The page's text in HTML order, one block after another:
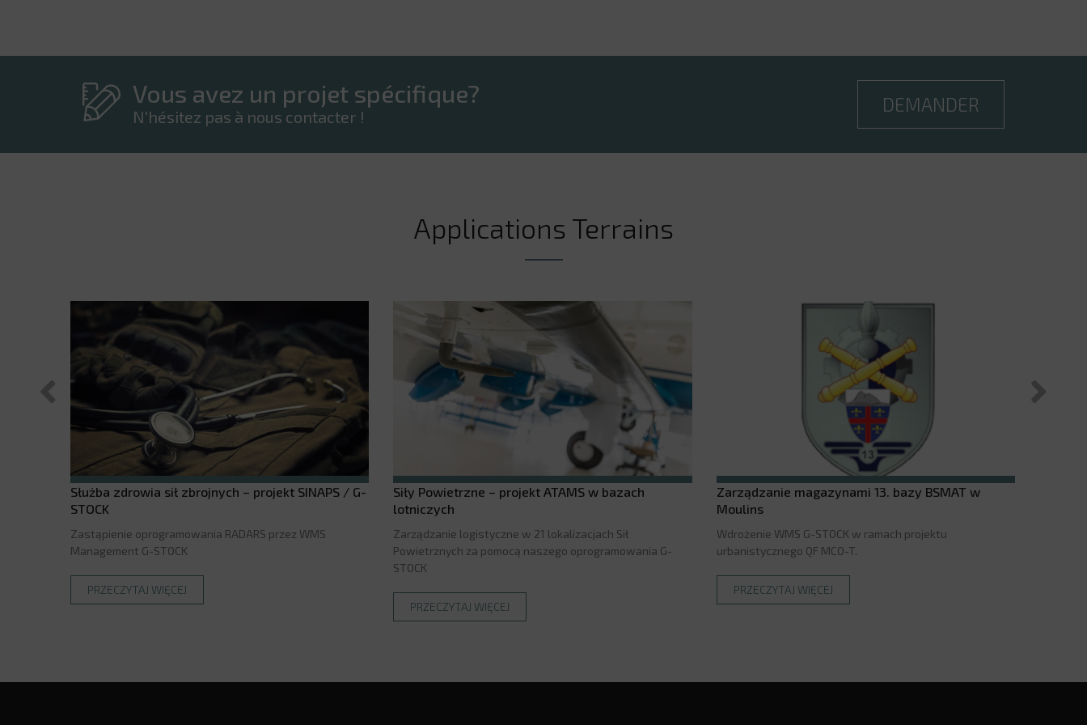
Vous avez un projet spécifique?
N'hésitez pas à nous contacter !
DEMANDER
Applications Terrains
Służba zdrowia sił zbrojnych – projekt SINAPS / G-
STOCK
Zastąpienie oprogramowania RADARS przez WMS
Management G-STOCK
PRZECZYTAJ WIĘCEJ
Siły Powietrzne – projekt ATAMS w bazach
lotniczych
Zarządzanie logistyczne w 21 lokalizacjach Sił
Powietrznych za pomocą naszego oprogramowania G-
STOCK
PRZECZYTAJ WIĘCEJ
Zarządzanie magazynami 13. bazy BSMAT w
Moulins
Wdrożenie WMS G-STOCK w ramach projektu
urbanistycznego QF MCO-T.
PRZECZYTAJ WIĘCEJ